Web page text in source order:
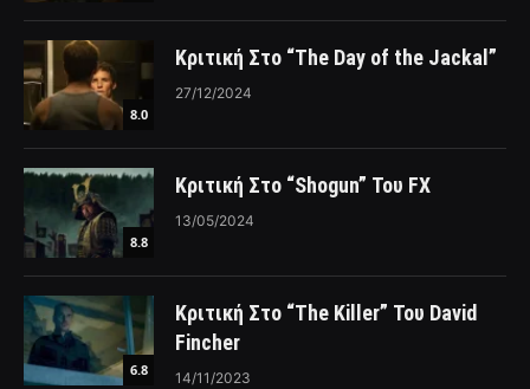
8.0
Κριτική Στο “The Day of the Jackal”
27/12/2024
8.8
Κριτική Στο “Shogun” Του FX
13/05/2024
6.8
Κριτική Στο “The Killer” Του David
Fincher
14/11/2023